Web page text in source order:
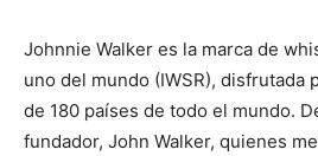
Johnnie Walker es la marca de
uno del mundo (IWSR), disfrutada
de 180 países de todo el mundo.
fundador, John Walker, quienes